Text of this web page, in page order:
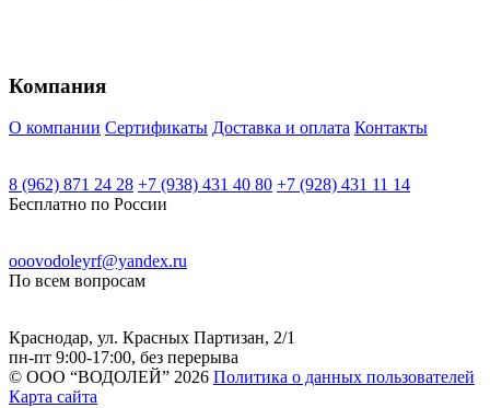
мотором
постоянных
магнитах
модель
MAC450.
постоянных
магнитах
модель
MAC550.
Компания
О компании Сертификаты Доставка и оплата Контакты
8 (962) 871 24 28 +7 (938) 431 40 80 +7 (928) 431 11 14
Бесплатно по России
ooovodoleyrf@yandex.ru
По всем вопросам
Краснодар, ул. Красных Партизан, 2/1
пн-пт 9:00-17:00, без перерыва
© ООО “ВОДОЛЕЙ” 2026 Политика о данных пользователей
Карта сайта